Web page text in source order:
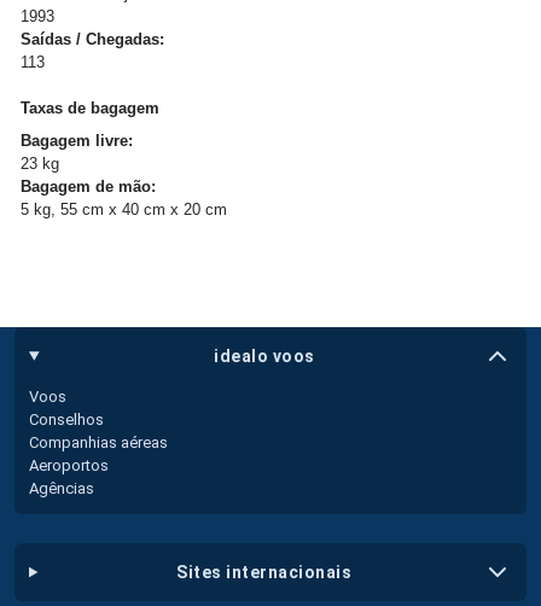
1993
Saídas / Chegadas:
113
Taxas de bagagem
Bagagem livre:
23 kg
Bagagem de mão:
5 kg, 55 cm x 40 cm x 20 cm
idealo voos
Voos
Conselhos
Companhias aéreas
Aeroportos
Agências
sites internacionais